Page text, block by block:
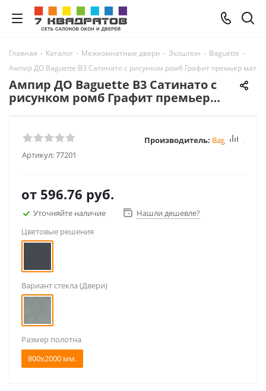
Главная - Каталог - Межкомнатные двери - Экошпон - Baguette -
Ампир ДО Baguette B3 Сатинато с рисунком ромб Графит премьер мат
Ампир ДО Baguette B3 Сатинато с
рисунком ромб Графит премьер
Артикул:77201
Производитель: Baguette
от 596.76 руб.
Уточняйте наличие
Нашли дешевле?
Цветовые решения
Вариант стекла (Двери)
Размер полотна
800x2000 мм.